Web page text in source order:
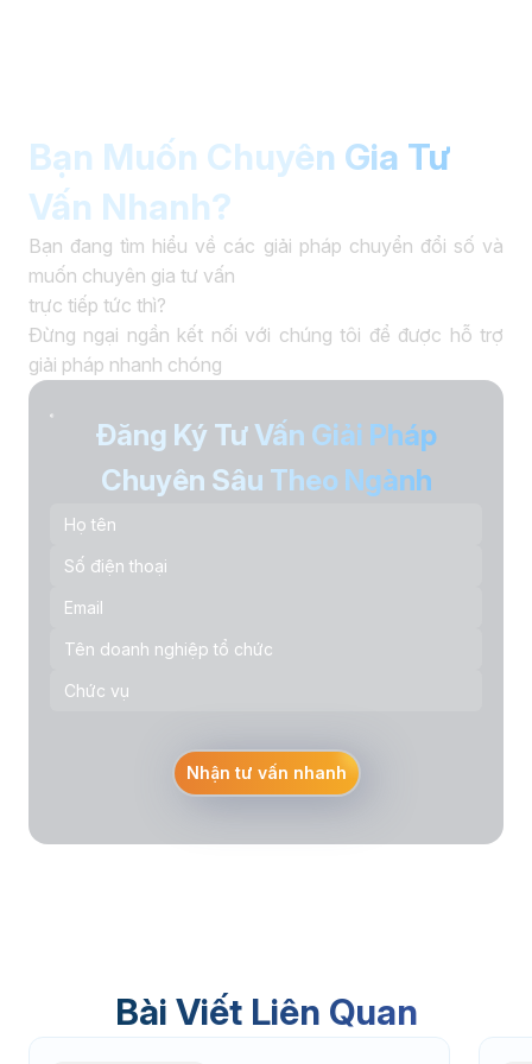
Bạn Muốn Chuyên Gia Tư
Vấn Nhanh?
Bạn đang tìm hiểu về các giải pháp chuyển đổi số và
muốn chuyên gia tư vấn
trực tiếp tức thì?
Đừng ngại ngần kết nối với chúng tôi để được hỗ trợ
giải pháp nhanh chóng
Đăng Ký Tư Vấn Giải Pháp
Chuyên Sâu Theo Ngành
Nhận tư vấn nhanh
Bài Viết Liên Quan